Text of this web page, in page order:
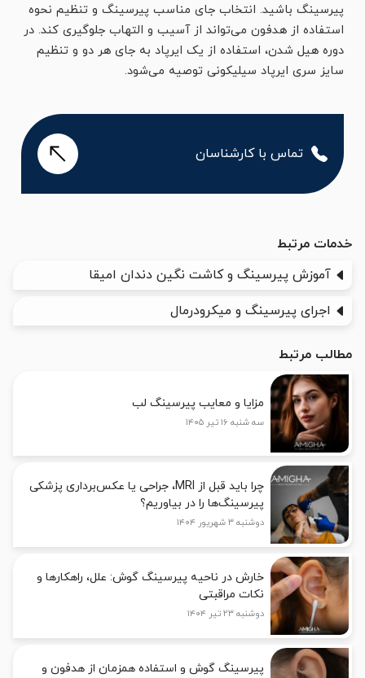
پیرسینگ باشید. انتخاب جای مناسب پیرسینگ و تنظیم نحوه
استفاده از هدفون می‌تواند از آسیب و التهاب جلوگیری کند. در
دوره هیل شدن، استفاده از یک ایرپاد به جای هر دو و تنظیم
سایز سری ایرپاد سیلیکونی توصیه می‌شود.
تماس با کارشناسان
خدمات مرتبط
آموزش پیرسینگ و کاشت نگین دندان امیقا
اجرای پیرسینگ و میکرودرمال
مطالب مرتبط
مزایا و معایب پیرسینگ لب
سه شنبه ۱۶ تیر ۱۴۰۵
چرا باید قبل از MRI، جراحی یا عکس‌برداری پزشکی
پیرسینگ‌ها را در بیاوریم؟
دوشنبه ۳ شهریور ۱۴۰۴
خارش در ناحیه پیرسینگ گوش: علل، راهکارها و
نکات مراقبتی
دوشنبه ۲۳ تیر ۱۴۰۴
پیرسینگ گوش و استفاده همزمان از هدفون و